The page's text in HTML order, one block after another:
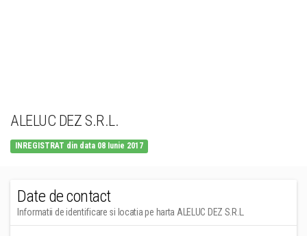
ALELUC DEZ S.R.L.
INREGISTRAT din data 08 Iunie 2017
Date de contact
Informatii de identificare si locatia pe harta ALELUC DEZ S.R.L.